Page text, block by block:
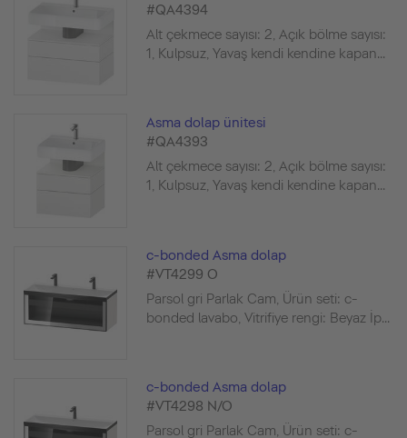
#QA4394
Alt çekmece sayısı: 2, Açık bölme sayısı:
1, Kulpsuz, Yavaş kendi kendine kapan...
Asma dolap ünitesi
#QA4393
Alt çekmece sayısı: 2, Açık bölme sayısı:
1, Kulpsuz, Yavaş kendi kendine kapan...
c-bonded Asma dolap
#VT4299 O
Parsol gri Parlak Cam, Ürün seti: c-
bonded lavabo, Vitrifiye rengi: Beyaz İp...
c-bonded Asma dolap
#VT4298 N/O
Parsol gri Parlak Cam, Ürün seti: c-